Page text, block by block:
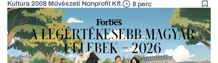
Kultúra 2008 Művészeti Nonprofit Kft. 8 perc